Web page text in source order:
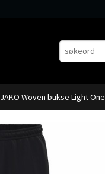
JAKO Woven bukse Light One